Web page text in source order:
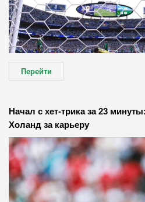
Перейти
Начал с хет-трика за 23
Холанд за карьеру